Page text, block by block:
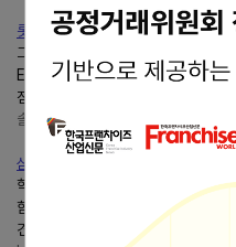
롯데백화점 본점 과일 컷팅 서비스
그러던 중롯데백화점 본점에서 구매
EASYFRESH서비스가 있다는 걸
점 #명동롯데백화점 #이지프레시#
솔직리뷰로그
삼우FRESH프레쉬 온수기교체 TT-
학교화장실 전기온수기교체 린나이
함 국내수입 전기종 판매.설치.서비
견적서비스 055-297-9993